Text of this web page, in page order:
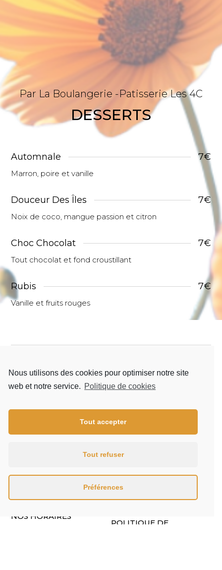
Par La Boulangerie -patisserie Les 4C
DESSERTS
Automnale 7€
Marron, poire et vanille
Douceur Des Îles 7€
Noix de coco, mangue passion et citron
Choc Chocolat 7€
Tout chocolat et fond croustillant
Rubis 7€
Vanille et fruits rouges
de particuliers à Chambéry et Aix-les-Bains.
NOS HORAIRES
POLITIQUE DE
Nous utilisons des cookies pour optimiser notre site
web et notre service. Politique de cookies
Tout accepter
Tout refuser
Préférences